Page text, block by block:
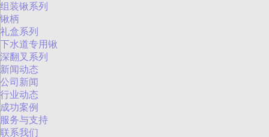
组装锹系列
锹柄
礼盒系列
下水道专用锹
深翻叉系列
新闻动态
公司新闻
行业动态
成功案例
服务与支持
联系我们